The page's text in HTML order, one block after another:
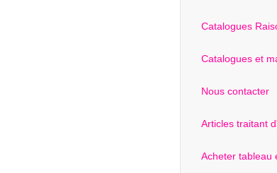
Catalogues
Catalogues et
Nous contacter
Articles traitant
Acheter tableau